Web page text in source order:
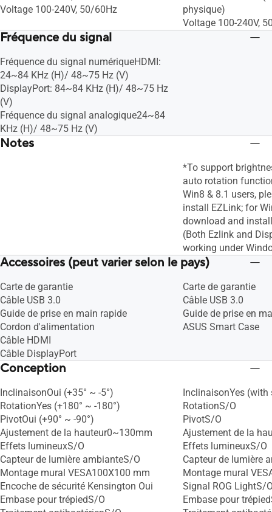
Voltage 100-240V, 50/60Hz
physique)
Voltage 100-240V,
Fréquence du signal
Fréquence du signal numériqueHDMI:
24~84 KHz (H)/ 48~75 Hz (V)
DisplayPort: 84~84 KHz (H)/ 48~75 Hz
(V)
Fréquence du signal analogique24~84
KHz (H)/ 48~75 Hz (V)
Notes
*To support
auto rotation
Win8 & 8.1 users,
install EZLink; for
download and
(Both Ezlink and
working under
Accessoires (peut varier selon le pays)
Carte de garantie
Câble USB 3.0
Guide de prise en main rapide
Cordon d'alimentation
Câble HDMI
Câble DisplayPort
Carte de garantie
Câble USB 3.0
Guide de prise en
ASUS Smart Case
Conception
InclinaisonOui (+35° ~ -5°)
RotationYes (+180° ~ -180°)
PivotOui (+90° ~ -90°)
Ajustement de la hauteur0~130mm
Effets lumineuxS/O
Capteur de lumière ambianteS/O
Montage mural VESA100X100 mm
Encoche de sécurité Kensington Oui
Embase pour trépiedS/O
InclinaisonYes
RotationS/O
PivotS/O
Ajustement de la
Effets lumineuxS/O
Capteur de lumière
Montage mural
Signal ROG LightS/
Embase pour